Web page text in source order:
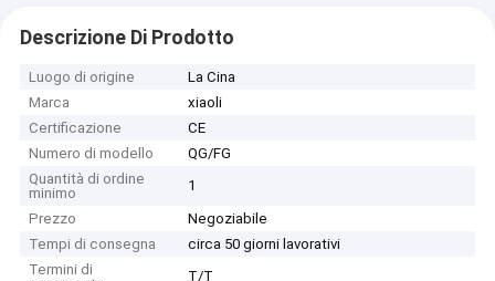
Descrizione Di Prodotto
Luogo di origine
La Cina
Marca
xiaoli
Certificazione
CE
Numero di modello
QG/FG
Quantità di ordine
minimo
1
Prezzo
Negoziabile
Tempi di consegna
circa 50 giorni lavorativi
Termini di
T/T